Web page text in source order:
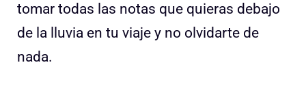
tomar todas las notas que quieras debajo
de la lluvia en tu viaje y no olvidarte de
nada.